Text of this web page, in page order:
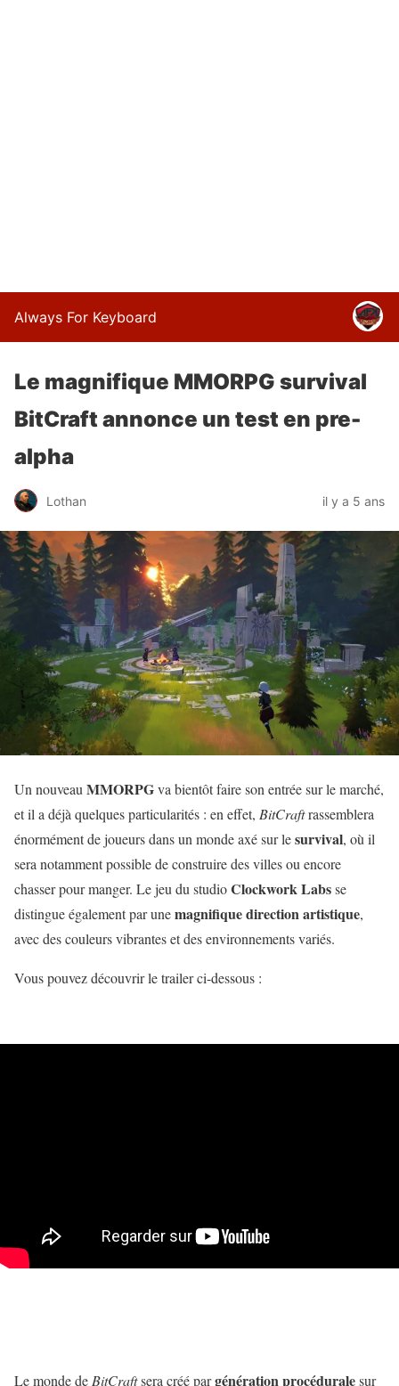
Always For Keyboard
Le magnifique MMORPG survival
BitCraft annonce un test en pre-
alpha
Lothan il y a 5 ans
Un nouveau MMORPGva bientôt faire son entrée sur le marché,
et il a déjà quelques particularités : en effet, BitCraftrassemblera
énormément de joueurs dans un monde axé sur lesurvival, où il
sera notamment possible de construire des villes ou encore
chasser pour manger. Le jeu du studioClockwork Labsse
distingue également par unemagnifique direction artistique,
avec des couleurs vibrantes et des environnements variés.
Vous pouvez découvrir le trailer ci-dessous :
Le monde de BitCraftsera créé pargénération procéduralesur